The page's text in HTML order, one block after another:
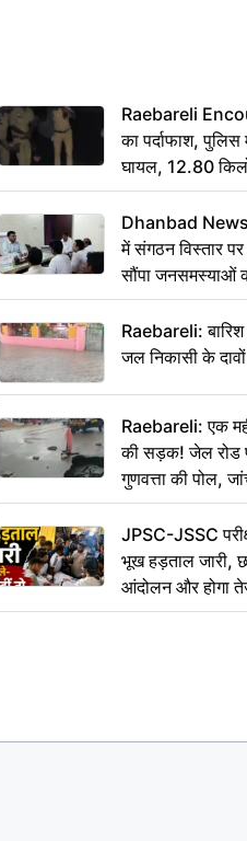
Raebareli
का पर्दाफाश,
घायल, 12.80
Dhanbad News:
में संगठन विस्तार
सौंपा जनसमस्याओं
Raebareli:
जल निकासी के
Raebareli: एक
की सड़क! जेल रोड
गुणवत्ता की पोल,
JPSC-JSSC
भूख हड़ताल जारी,
आंदोलन और होगा